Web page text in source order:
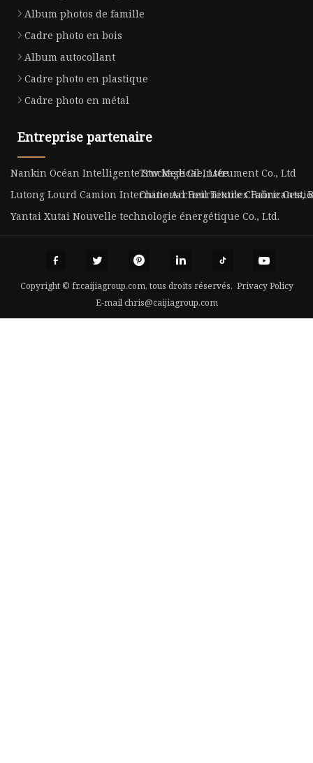
Album photos de famille
Cadre photo en bois
Album autocollant
Cadre photo en plastique
Cadre photo en métal
Entreprise partenaire
Nankin Océan Intelligente Stockage Cie, Ltée
Trw Medical Instrument Co., Ltd
Lutong Lourd Camion International Fourniture Chaîne
Chine Accueil Textiles Fabricants,
Yantai Xutai Nouvelle technologie énergétique Co., Ltd.
Copyright © fr.caijiagroup.com, tous droits réservés. Privacy Policy
E-mailchris@caijiagroup.com